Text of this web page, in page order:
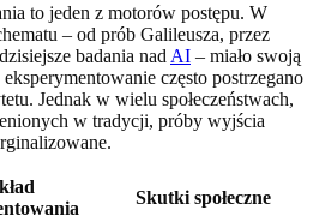
to jeden z motorów postępu. W
– od prób Galileusza, przez
badania nad AI – miało swoją
często postrzegano
Jednak w wielu społeczeństwach,
w tradycji, próby wyjścia
Skutki społeczne